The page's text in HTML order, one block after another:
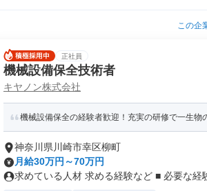
この企
正社員
機械設備保全技術者
キヤノン株式会社
機械設備保全の経験者歓迎！充実の研修で一生物
神奈川県川崎市幸区柳町
月給30万円～70万円
求めている人材 求める経験など ■ 必要な経